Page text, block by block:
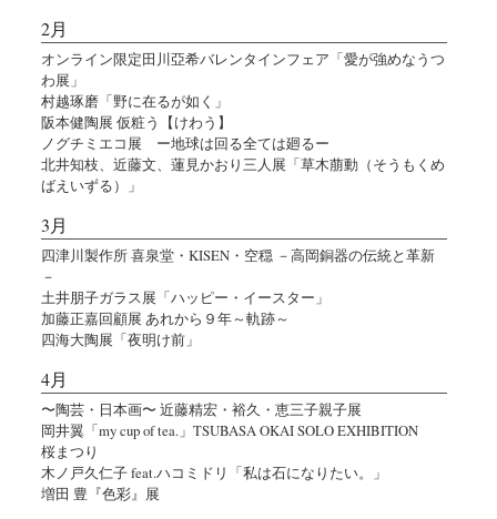
2月
オンライン限定田川亞希バレンタインフェア「愛が強めなうつ
わ展」
村越琢磨「野に在るが如く」
阪本健陶展 仮粧う【けわう】
ノグチミエコ展 ー地球は回る全ては廻るー
北井知枝、近藤文、蓮見かおり三人展「草木萠動（そうもくめ
ばえいずる）」
3月
四津川製作所 喜泉堂・KISEN・空穏 －高岡銅器の伝統と革新
－
土井朋子ガラス展「ハッピー・イースター」
加藤正嘉回顧展 あれから９年～軌跡～
四海大陶展「夜明け前」
4月
〜陶芸・日本画〜 近藤精宏・裕久・恵三子親子展
岡井翼「my cup of tea.」TSUBASA OKAI SOLO EXHIBITION
桜まつり
木ノ戸久仁子 feat.ハコミドリ「私は石になりたい。」
増田 豊『色彩』展